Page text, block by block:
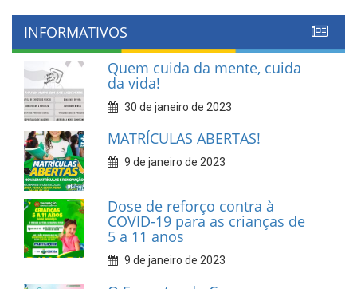
INFORMATIVOS
Quem cuida da mente, cuida
da vida!
30 de janeiro de 2023
MATRÍCULAS ABERTAS!
9 de janeiro de 2023
Dose de reforço contra à
COVID-19 para as crianças de
5 a 11 anos
9 de janeiro de 2023